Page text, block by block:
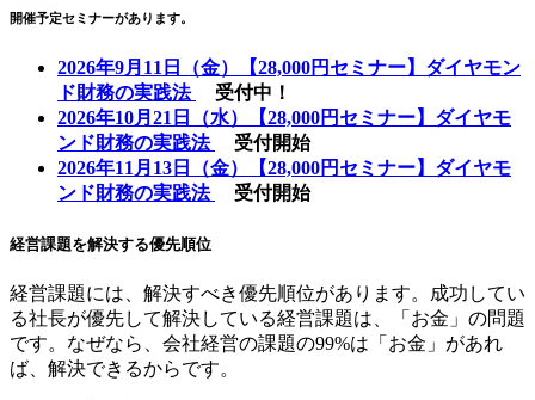
開催予定セミナーがあります。
2026年9月11日（金）【28,000円セミナー】ダイヤモン
ド財務の実践法
受付中！
2026年10月21日（水）【28,000円セミナー】ダイヤモ
ンド財務の実践法
受付開始
2026年11月13日（金）【28,000円セミナー】ダイヤモ
ンド財務の実践法
受付開始
経営課題を解決する優先順位
経営課題には、解決すべき優先順位があります。成功してい
る社長が優先して解決している経営課題は、「お金」の問題
です。なぜなら、会社経営の課題の99%は「お金」があれ
ば、解決できるからです。